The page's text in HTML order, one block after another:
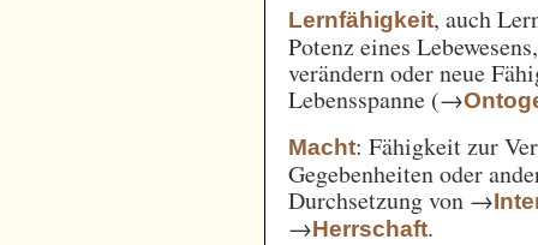
Lernfähigkeit, auch
Potenz eines
verändern oder neue
Lebensspanne (→
Macht: Fähigkeit zur
Gegebenheiten oder
Durchsetzung von →
→Herrschaft.